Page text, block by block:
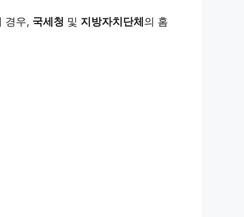
경우, 국세청 및 지방자치단체의 홈